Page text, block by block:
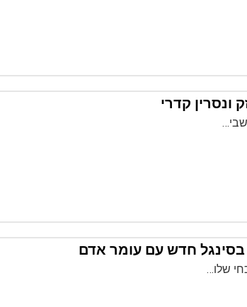
ונסרין קדרי
בסינגל חדש עם עומר אדם
שלו…